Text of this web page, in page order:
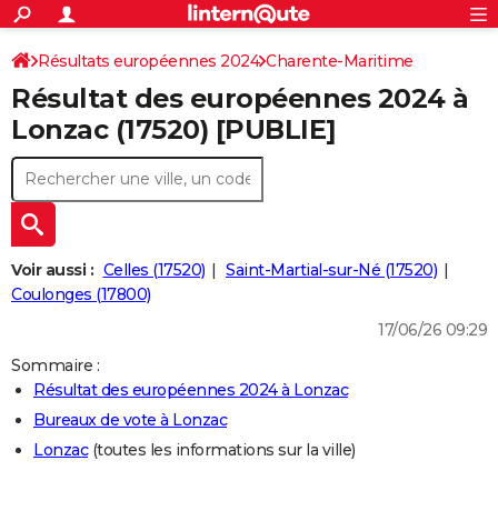
ACTUALITÉS
Politique
Société
Faits Divers
Education
Monde
Villes
+
SPORT
Coupe du monde 2026
Football
Tennis
Cyclisme
Rugby
Forum
Programme TV
TNT
Streaming
Cinéma
Sorties cinéma
Musique
+
FINANCE
Retraite
Impôts
Epargne
Immobilier
Risques naturels par ville
Banque
Assurance
Crédit
AUTO
Essais
Réserver un essai
Citadines
Berlines
SUV
Forum auto
+
HIGH-TECH
Mobiles
Meilleur smartphone
Internet
Ordinateurs
Jeux vidéo
Guide high-tech
+
BRICOLAGE
Guides de France
Escapades
Patrimoine
Expositions
Musées
Week-end nature
LIFESTYLE
Art de vivre
Bien-être
Loisirs
Mode
Modes de vie
Rechercher
S'inscrire
Connexion
Résultats européennes 2024 Charente-Maritime
Résultat des européennes 2024 à
Lonzac (17520) [PUBLIE]
Voir aussi : Celles (17520)
Saint-Martial-sur-Né (17520)
Coulonges (17800)
17/06/26 09:29
Sommaire :
Résultat des européennes 2024 à Lonzac
Bureaux de vote à Lonzac
Lonzac(toutes les informations sur la ville)